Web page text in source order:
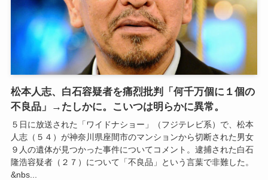
松本人志、白石容疑者を痛烈批判「何千万個に１個の
不良品」→たしかに。こいつは明らかに異常。
５日に放送された「ワイドナショー」（フジテレビ系）で、松本
人志（５４）が神奈川県座間市のマンションから切断された男女
９人の遺体が見つかった事件についてコメント。逮捕された白石
隆浩容疑者（２７）について「不良品」という言葉で非難した。
&nbs...